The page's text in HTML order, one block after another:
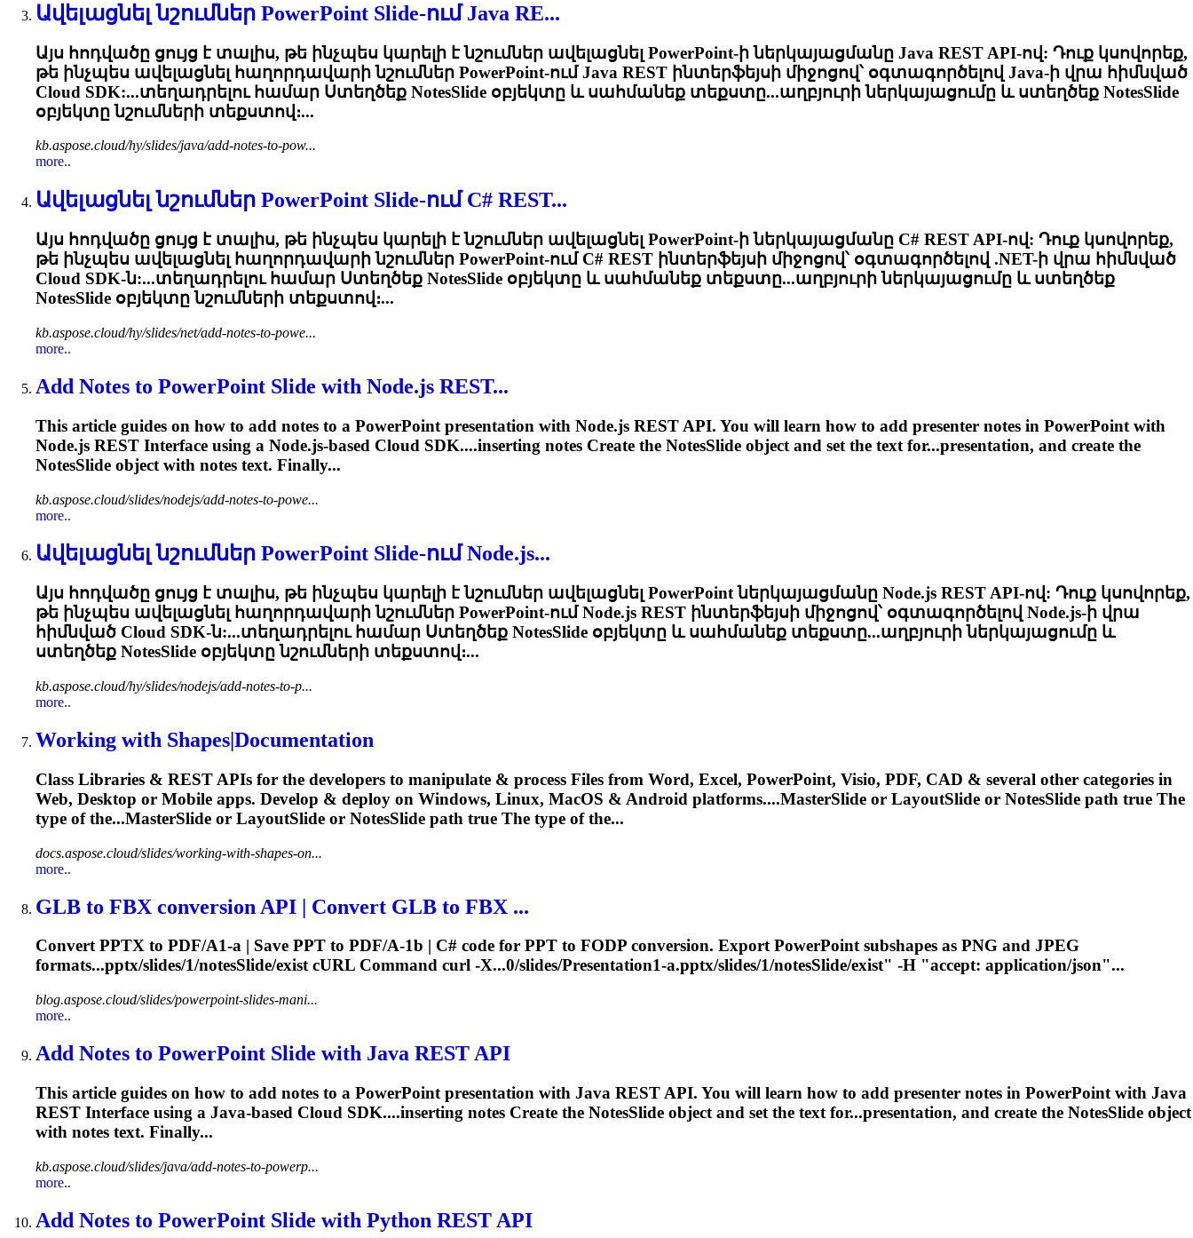
Ավելացնել նշումներ PowerPoint Slide-ում Java RE...
Այս հոդվածը ցույց է տալիս, թե ինչպես կարելի է նշումներ ավելացնել PowerPoint-ի ներկայացմանը Java REST API-ով: Դուք կսովորեք,
թե ինչպես ավելացնել հաղորդավարի նշումներ PowerPoint-ում Java REST ինտերֆեյսի միջոցով՝ օգտագործելով Java-ի վրա հիմնված
Cloud SDK:...տեղադրելու համար Ստեղծեք NotesSlide օբյեկտը և սահմանեք տեքստը...աղբյուրի ներկայացումը և ստեղծեք NotesSlide
օբյեկտը նշումների տեքստով։...
kb.aspose.cloud/hy/slides/java/add-notes-to-pow...
more..
Ավելացնել նշումներ PowerPoint Slide-ում C# REST...
Այս հոդվածը ցույց է տալիս, թե ինչպես կարելի է նշումներ ավելացնել PowerPoint-ի ներկայացմանը C# REST API-ով: Դուք կսովորեք,
թե ինչպես ավելացնել հաղորդավարի նշումներ PowerPoint-ում C# REST ինտերֆեյսի միջոցով՝ օգտագործելով .NET-ի վրա հիմնված
Cloud SDK-ն:...տեղադրելու համար Ստեղծեք NotesSlide օբյեկտը և սահմանեք տեքստը...աղբյուրի ներկայացումը և ստեղծեք
NotesSlide օբյեկտը նշումների տեքստով։...
kb.aspose.cloud/hy/slides/net/add-notes-to-powe...
more..
Add Notes to PowerPoint Slide with Node.js REST...
This article guides on how to add notes to a PowerPoint presentation with Node.js REST API. You will learn how to add presenter notes in PowerPoint with
Node.js REST Interface using a Node.js-based Cloud SDK....inserting notes Create the NotesSlide object and set the text for...presentation, and create the
NotesSlide object with notes text. Finally...
kb.aspose.cloud/slides/nodejs/add-notes-to-powe...
more..
Ավելացնել նշումներ PowerPoint Slide-ում Node.js...
Այս հոդվածը ցույց է տալիս, թե ինչպես կարելի է նշումներ ավելացնել PowerPoint ներկայացմանը Node.js REST API-ով: Դուք կսովորեք,
թե ինչպես ավելացնել հաղորդավարի նշումներ PowerPoint-ում Node.js REST ինտերֆեյսի միջոցով՝ օգտագործելով Node.js-ի վրա
հիմնված Cloud SDK-ն:...տեղադրելու համար Ստեղծեք NotesSlide օբյեկտը և սահմանեք տեքստը...աղբյուրի ներկայացումը և
ստեղծեք NotesSlide օբյեկտը նշումների տեքստով։...
kb.aspose.cloud/hy/slides/nodejs/add-notes-to-p...
more..
Working with Shapes|Documentation
Class Libraries & REST APIs for the developers to manipulate & process Files from Word, Excel, PowerPoint, Visio, PDF, CAD & several other categories in
Web, Desktop or Mobile apps. Develop & deploy on Windows, Linux, MacOS & Android platforms....MasterSlide or LayoutSlide or NotesSlide path true The
type of the...MasterSlide or LayoutSlide or NotesSlide path true The type of the...
docs.aspose.cloud/slides/working-with-shapes-on...
more..
GLB to FBX conversion API | Convert GLB to FBX ...
Convert PPTX to PDF/A1-a | Save PPT to PDF/A-1b | C# code for PPT to FODP conversion. Export PowerPoint subshapes as PNG and JPEG
formats...pptx/slides/1/notesSlide/exist cURL Command curl -X...0/slides/Presentation1-a.pptx/slides/1/notesSlide/exist" -H "accept: application/json"...
blog.aspose.cloud/slides/powerpoint-slides-mani...
more..
Add Notes to PowerPoint Slide with Java REST API
This article guides on how to add notes to a PowerPoint presentation with Java REST API. You will learn how to add presenter notes in PowerPoint with Java
REST Interface using a Java-based Cloud SDK....inserting notes Create the NotesSlide object and set the text for...presentation, and create the NotesSlide object
with notes text. Finally...
kb.aspose.cloud/slides/java/add-notes-to-powerp...
more..
Add Notes to PowerPoint Slide with Python REST API